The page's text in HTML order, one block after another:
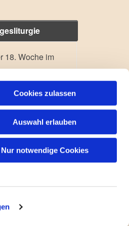
Cookies zulassen
Auswahl erlauben
Nur notwendige Cookies
18. Woche im
II. Woche